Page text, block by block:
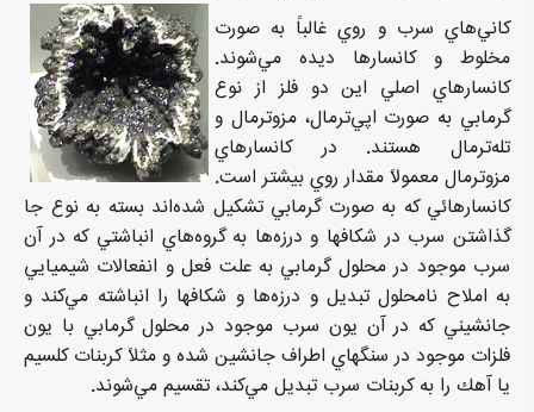
كاني‌هاي سرب و روي غالباً به صورت
مخلوط و كانسارها ديده مي‌شوند.
كانسارهاي اصلي اين دو فلز از نوع
گرمابي به صورت اپي‌ترمال، مزوترمال و
تله‌ترمال هستند. در كانسارهاي
مزوترمال معمولاً مقدار روي بيشتر است.
كانسارهائي كه به صورت گرمابي تشكيل شده‌اند بسته به نوع جا
گذاشتن سرب در شكافها و درزه‌ها به گروه‌هاي انباشتي كه در آن
سرب موجود در محلول گرمابي به علت فعل و انفعالات شيميايي
به املاح نامحلول تبديل و درزه‌ها و شكافها را انباشته مي‌كند و
جانشيني كه در آن يون سرب موجود در محلول گرمابي با يون
فلزات موجود در سنگهاي اطراف جانشين شده و مثلاً كربنات كلسيم
يا آهك را به كربنات سرب تبديل مي‌كند، تقسيم مي‌شوند.